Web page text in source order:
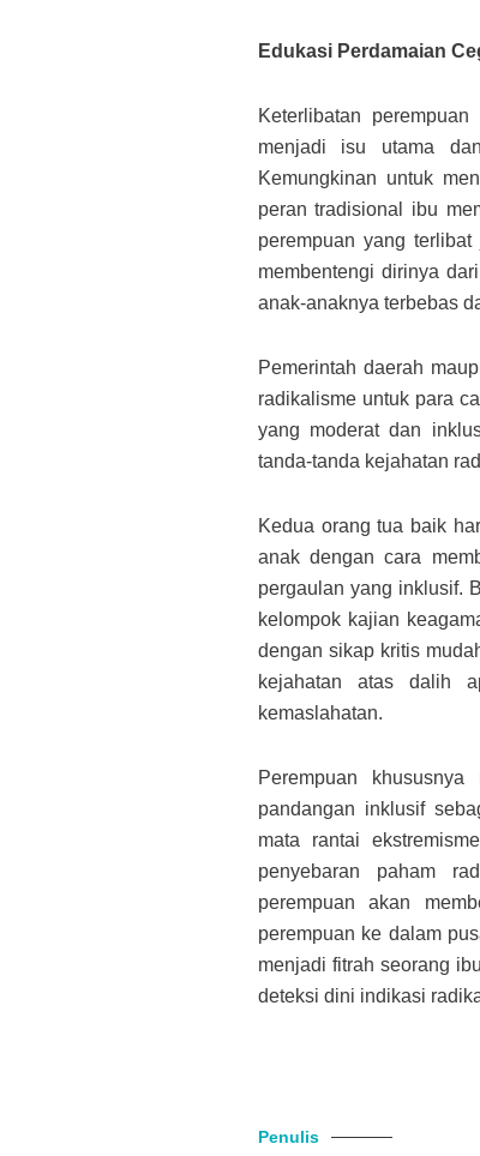
Edukasi Perdamaian
Keterlibatan
menjadi isu utama
Kemungkinan untuk
peran tradisional ibu
perempuan yang
membentengi dirinya
anak-anaknya terbebas
Pemerintah daerah
radikalisme untuk para
yang moderat dan
tanda-tanda kejahatan
Kedua orang tua baik
anak dengan cara
pergaulan yang inklusif.
kelompok kajian
dengan sikap kritis
kejahatan atas dalih
kemaslahatan.
Perempuan
pandangan inklusif
mata rantai
penyebaran paham
perempuan akan
perempuan ke dalam
menjadi fitrah seorang
deteksi dini indikasi
Penulis